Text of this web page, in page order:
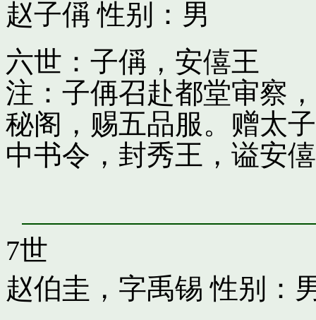
赵子偁 性别：男
六世：子偁，安僖王
注：子侢召赴都堂审察
秘阁，赐五品服。赠太
中书令，封秀王，谥安
7世
赵伯圭，字禹锡 性别：